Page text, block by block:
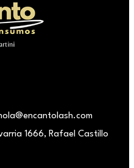
1666, Rafael Castillo